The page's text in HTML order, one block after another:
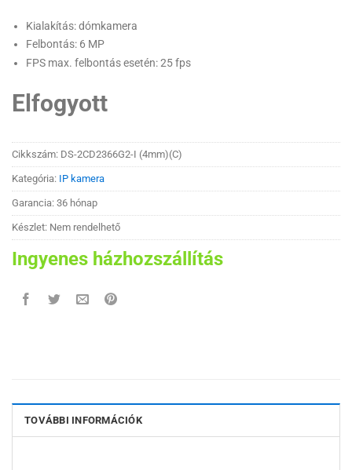
Kialakítás: dómkamera
Felbontás: 6 MP
FPS max. felbontás esetén: 25 fps
Elfogyott
Cikkszám: DS-2CD2366G2-I (4mm)(C)
Kategória: IP kamera
Garancia: 36 hónap
Készlet: Nem rendelhető
Ingyenes házhozszállítás
TOVÁBBI INFORMÁCIÓK